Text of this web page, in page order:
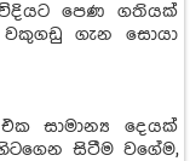
පෙණ ගතියක්
ගැන සොයා
සාමාන්‍ය දෙයක්
සිටීම වගේම,